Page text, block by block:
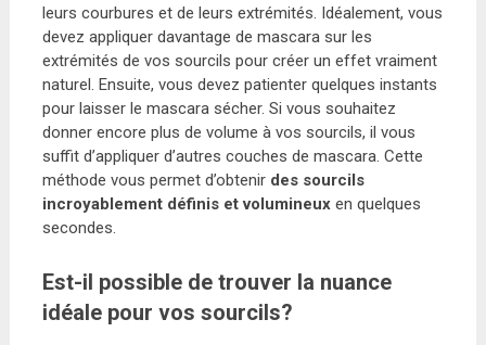
leurs courbures et de leurs extrémités. Idéalement, vous
devez appliquer davantage de mascara sur les
extrémités de vos sourcils pour créer un effet vraiment
naturel. Ensuite, vous devez patienter quelques instants
pour laisser le mascara sécher. Si vous souhaitez
donner encore plus de volume à vos sourcils, il vous
suffit d’appliquer d’autres couches de mascara. Cette
méthode vous permet d’obtenir des sourcils
incroyablement définis et volumineuxen quelques
secondes.
Est-il possible de trouver la nuance
idéale pour vos sourcils?